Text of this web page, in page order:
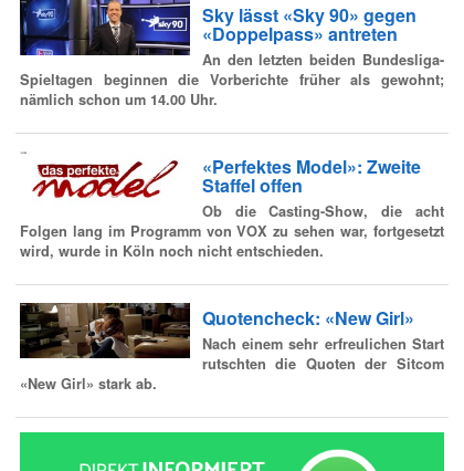
Sky lässt «Sky 90» gegen
«Doppelpass» antreten
An den letzten beiden Bundesliga-
Spieltagen beginnen die Vorberichte früher als gewohnt;
nämlich schon um 14.00 Uhr.
«Perfektes Model»: Zweite
Staffel offen
Ob die Casting-Show, die acht
Folgen lang im Programm von VOX zu sehen war, fortgesetzt
wird, wurde in Köln noch nicht entschieden.
Quotencheck: «New Girl»
Nach einem sehr erfreulichen Start
rutschten die Quoten der Sitcom
«New Girl» stark ab.